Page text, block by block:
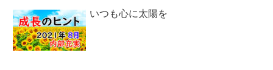
いつも心に太陽を